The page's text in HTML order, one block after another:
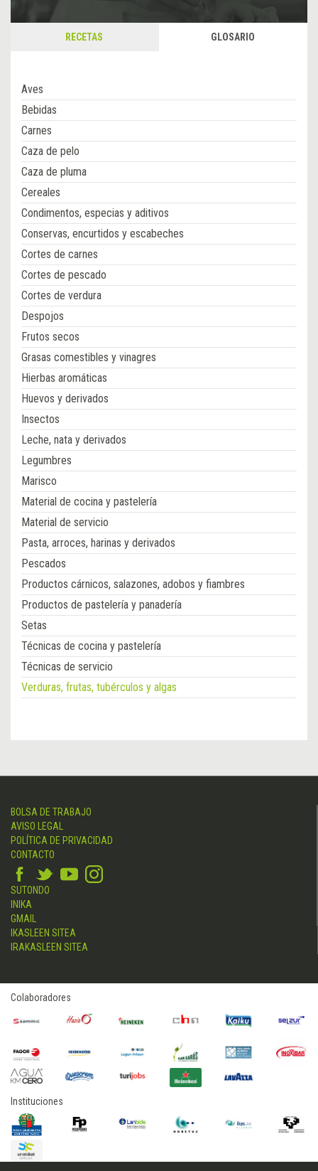
RECETAS GLOSARIO
Aves
Bebidas
Carnes
Caza de pelo
Caza de pluma
Cereales
Condimentos, especias y aditivos
Conservas, encurtidos y escabeches
Cortes de carnes
Cortes de pescado
Cortes de verdura
Despojos
Frutos secos
Grasas comestibles y vinagres
Hierbas aromáticas
Huevos y derivados
Insectos
Leche, nata y derivados
Legumbres
Marisco
Material de cocina y pastelería
Material de servicio
Pasta, arroces, harinas y derivados
Pescados
Productos cárnicos, salazones, adobos y fiambres
Productos de pastelería y panadería
Setas
Técnicas de cocina y pastelería
Técnicas de servicio
Verduras, frutas, tubérculos y algas
BOLSA DE TRABAJO
AVISO LEGAL
POLÍTICA DE PRIVACIDAD
CONTACTO
SUTONDO
INIKA
GMAIL
IKASLEEN SITEA
IRAKASLEEN SITEA
Colaboradores
Instituciones